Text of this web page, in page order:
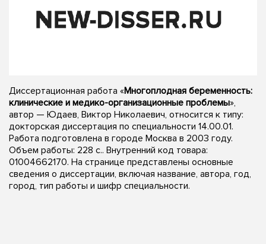
Диссертационная работа «Многоплодная беременность:
клинические и медико-организационные проблемы»,
автор — Юдаев, Виктор Николаевич, относится к типу:
докторская диссертация по специальности 14.00.01.
Работа подготовлена в городе Москва в 2003 году.
Объем работы: 228 с.. Внутренний код товара:
01004662170. На странице представлены основные
сведения о диссертации, включая название, автора, год,
город, тип работы и шифр специальности.